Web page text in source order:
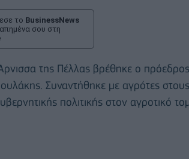
το BusinessNews
σου στη
της Πέλλας βρέθηκε ο
Συναντήθηκε με αγρότες
πολιτικής στον αγροτικό